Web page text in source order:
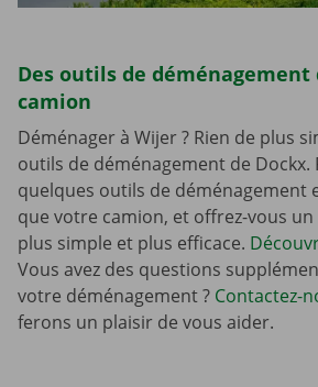
Des outils de déménagement
camion
Déménager à Wijer ? Rien de plus
outils de déménagement de Dockx.
quelques outils de déménagement
que votre camion, et offrez-vous
plus simple et plus efficace.
Vous avez des questions
votre déménagement ? Contactez-
ferons un plaisir de vous aider.